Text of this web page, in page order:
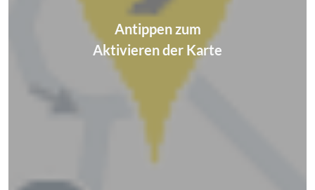
Antippen zum
Aktivieren der Karte